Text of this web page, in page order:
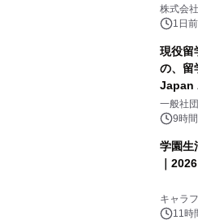
ラボ
ボグッ
株式会
1日前
現役留
の、留
Japan
をリリ
一般社
9時
学園生
｜
キャラ
デザイ
11時